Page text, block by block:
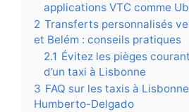
applications VTC comme
2 Transferts personnalisés
et Belém : conseils pratiques
2.1 Évitez les pièges
d’un taxi à Lisbonne
3 FAQ sur les taxis à
Humberto-Delgado